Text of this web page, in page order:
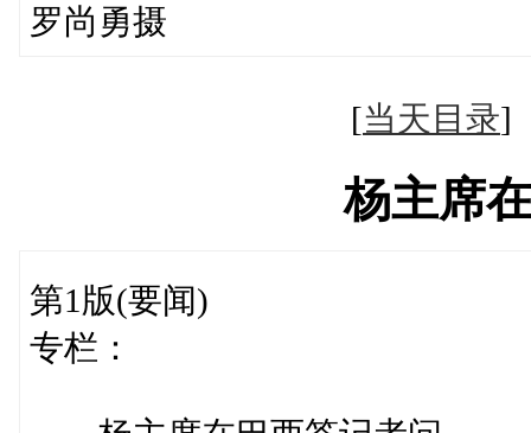
罗尚勇摄
[当天目录
杨主席
第1版(要闻)
专栏：